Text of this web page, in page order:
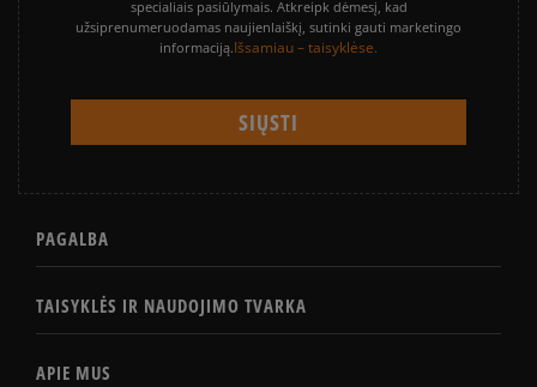
specialiais pasiūlymais. Atkreipk dėmesį, kad
užsiprenumeruodamas naujienlaiškį, sutinki gauti marketingo
informaciją.Išsamiau – taisyklėse.
PAGALBA
TAISYKLĖS IR NAUDOJIMO TVARKA
APIE MUS